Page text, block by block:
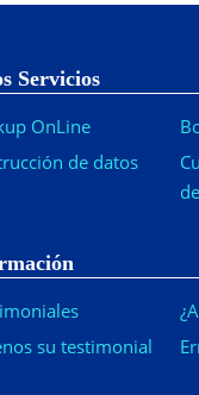
Servicios
OnLine
de datos
su testimonial